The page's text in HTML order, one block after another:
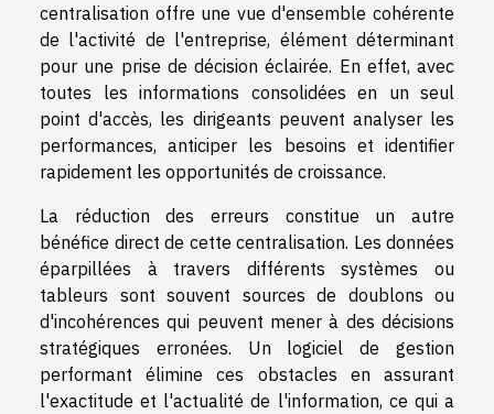
centralisation offre une vue d'ensemble cohérente
de l'activité de l'entreprise, élément déterminant
pour une prise de décision éclairée. En effet, avec
toutes les informations consolidées en un seul
point d'accès, les dirigeants peuvent analyser les
performances, anticiper les besoins et identifier
rapidement les opportunités de croissance.
La réduction des erreurs constitue un autre
bénéfice direct de cette centralisation. Les données
éparpillées à travers différents systèmes ou
tableurs sont souvent sources de doublons ou
d'incohérences qui peuvent mener à des décisions
stratégiques erronées. Un logiciel de gestion
performant élimine ces obstacles en assurant
l'exactitude et l'actualité de l'information, ce qui a